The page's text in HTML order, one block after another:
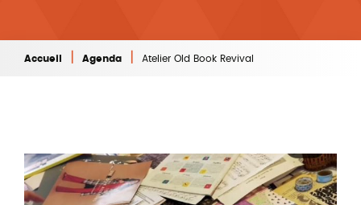
Accueil Agenda Atelier Old Book Revival